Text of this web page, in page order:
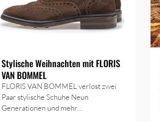
Stylische Weihnachten mit FLORIS
VAN BOMMEL
FLORIS VAN BOMMEL verlost zwei
Paar stylische Schuhe Neun
Generationen und mehr…